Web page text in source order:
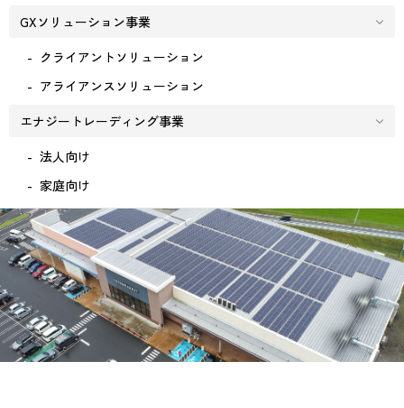
GXソリューション事業
クライアントソリューション
アライアンスソリューション
エナジートレーディング事業
法人向け
家庭向け